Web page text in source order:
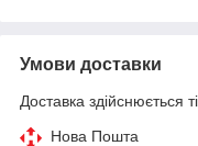
Умови доставки
Доставка здійснюється
Нова Пошта